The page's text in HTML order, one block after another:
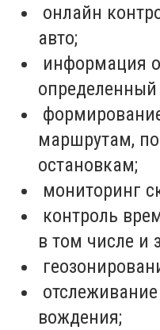
онлайн
авто;
информация
маршрутам,
остановкам;
мониторинг
контроль
в том числе и
вождения;